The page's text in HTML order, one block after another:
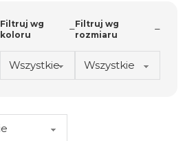
Filtruj wg
koloru
Filtruj wg
rozmiaru